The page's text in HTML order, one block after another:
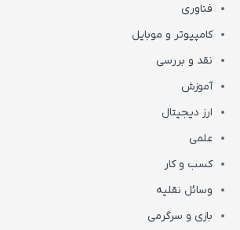
فناوری
کامپیوتر و موبایل
نقد و بررسی
آموزش
ارز دیجیتال
علمی
کسب و کار
وسائل نقلیه
بازی و سرگرمی